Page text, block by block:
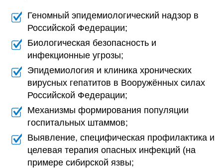
Геномный эпидемиологический надзор в
Российской Федерации;
Биологическая безопасность и
инфекционные угрозы;
Эпидемиология и клиника хронических
вирусных гепатитов в Вооружённых силах
Российской Федерации;
Механизмы формирования популяции
госпитальных штаммов;
Выявление, специфическая профилактика и
целевая терапия опасных инфекций (на
примере сибирской язвы;